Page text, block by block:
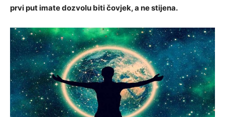
prvi put imate dozvolu biti čovjek, a ne stijena.